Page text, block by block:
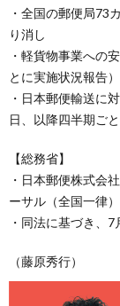
・全国の郵便局73
り消し
・軽貨物事業への
とに実施状況報告）
・日本郵便輸送に
日、以降四半期ご
【総務省】
・日本郵便株式会
ーサル（全国一律
・同法に基づき、
（藤原秀行）